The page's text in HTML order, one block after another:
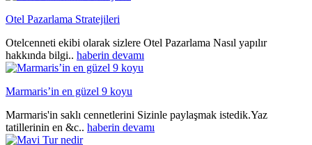
Otel Pazarlama Stratejileri
Otelcenneti ekibi olarak sizlere Otel Pazarlama Nasıl yapılır
hakkında bilgi.. haberin devamı
Marmaris’in en güzel 9 koyu
Marmaris'in saklı cennetlerini Sizinle paylaşmak istedik.Yaz
tatillerinin en &c.. haberin devamı